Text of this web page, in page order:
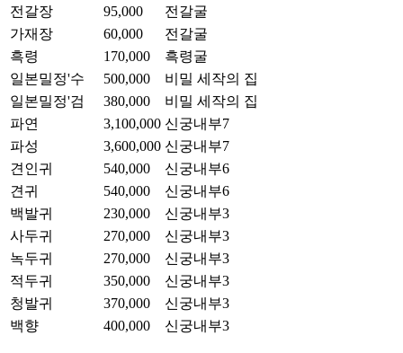
전갈장
95,000
전갈굴
가재장
60,000
전갈굴
흑령
170,000
흑령굴
일본밀정'수
500,000
비밀 세작의 집
일본밀정'검
380,000
비밀 세작의 집
파연
3,100,000 신궁내부7
파성
3,600,000 신궁내부7
견인귀
540,000
신궁내부6
견귀
540,000
신궁내부6
백발귀
230,000
신궁내부3
사두귀
270,000
신궁내부3
녹두귀
270,000
신궁내부3
적두귀
350,000
신궁내부3
청발귀
370,000
신궁내부3
백향
400,000 신궁내부3